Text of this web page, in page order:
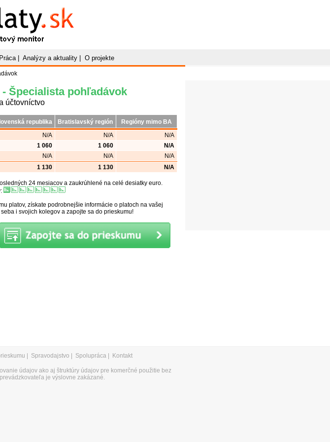
.sk
Práca| Analýzy a aktuality O projekte
Špecialista pohľadávok
účtovníctvo
republika Bratislavský región
Regióny mimo BA
N/A N/A
N/A
1 060 1 060
N/A
N/A N/A
N/A
1 130 1 130 N/A
24 mesiacov a zaukrúhlené na celé desiatky euro.
platov, získate podrobnejšie informácie o platoch na vašej
i svojich kolegov a zapojte sa do prieskumu!
Spravodajstvo Spolupráca Kontakt
údajov ako aj štruktúry údajov pre komerčné použitie bez
je výslovne zakázané.